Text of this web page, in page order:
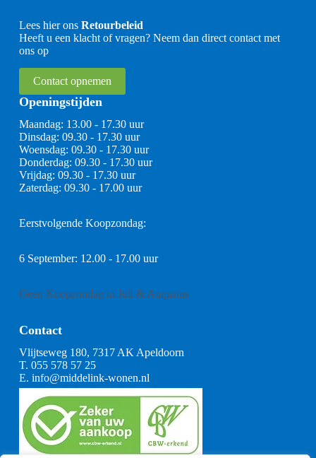
Lees hier ons Retourbeleid
Heeft u een klacht of vragen? Neem dan direct contact met
ons op
Contact opnemen
Openingstijden
Maandag: 13.00 - 17.30 uur
Dinsdag: 09.30 - 17.30 uur
Woensdag: 09.30 - 17.30 uur
Donderdag: 09.30 - 17.30 uur
Vrijdag: 09.30 - 17.30 uur
Zaterdag: 09.30 - 17.00 uur
Eerstvolgende Koopzondag:
6 September: 12.00 - 17.00 uur
Geen Koopzondag in Juli & Augustus
Contact
Vlijtseweg 180, 7317 AK Apeldoorn
T. 055 578 57 25
E. info@middelink-wonen.nl